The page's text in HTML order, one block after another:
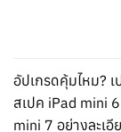
อัปเกรดคุ้มไหม? เ
สเปค iPad mini
mini 7 อย่างละเอี